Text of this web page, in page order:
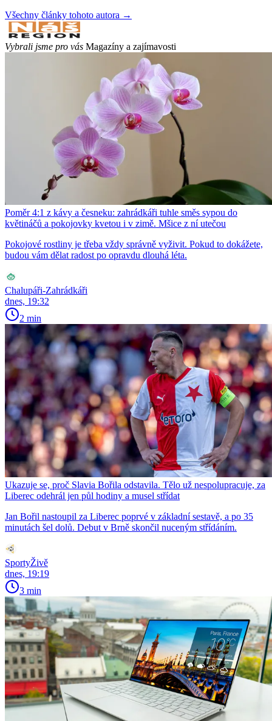
Všechny články tohoto autora →
Vybrali jsme pro vás Magazíny a zajímavosti
Poměr 4:1 z kávy a česneku: zahrádkáři tuhle směs sypou do
květináčů a pokojovky kvetou i v zimě. Mšice z ní utečou
Pokojové rostliny je třeba vždy správně vyživit. Pokud to dokážete,
budou vám dělat radost po opravdu dlouhá léta.
Chalupáři-Zahrádkáři
dnes, 19:32
2 min
Ukazuje se, proč Slavia Bořila odstavila. Tělo už nespolupracuje, za
Liberec odehrál jen půl hodiny a musel střídat
Jan Bořil nastoupil za Liberec poprvé v základní sestavě, a po 35
minutách šel dolů. Debut v Brně skončil nuceným střídáním.
SportyŽivě
dnes, 19:19
3 min